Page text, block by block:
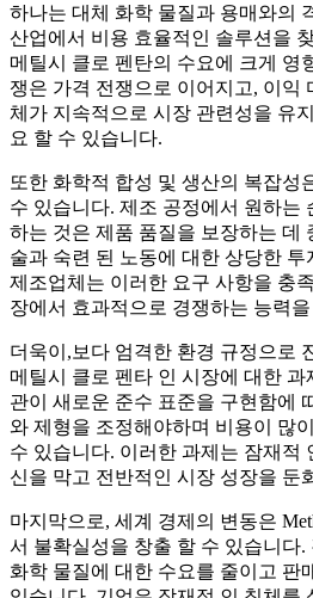
하나는 대체 화학 물질과 용매와의
산업에서 비용 효율적인 솔루션을
메틸시 클로 펜탄의 수요에 크게 영
쟁은 가격 전쟁으로 이어지고, 이익
체가 지속적으로 시장 관련성을 유
요 할 수 있습니다.
또한 화학적 합성 및 생산의 복잡성
수 있습니다. 제조 공정에서 원하는
하는 것은 제품 품질을 보장하는 데
술과 숙련 된 노동에 대한 상당한 투
제조업체는 이러한 요구 사항을 충
장에서 효과적으로 경쟁하는 능력
더욱이,보다 엄격한 환경 규정으로
메틸시 클로 펜타 인 시장에 대한 과
관이 새로운 준수 표준을 구현함에
와 제형을 조정해야하며 비용이 많
수 있습니다. 이러한 과제는 잠재적
신을 막고 전반적인 시장 성장을 둔
마지막으로, 세계 경제의 변동은
서 불확실성을 창출 할 수 있습니다
화학 물질에 대한 수요를 줄이고 판